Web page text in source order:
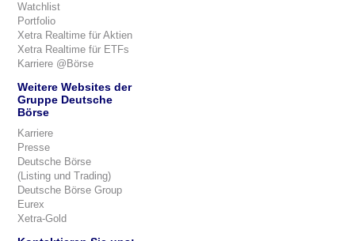
Watchlist
Portfolio
Xetra Realtime für Aktien
Xetra Realtime für ETFs
Karriere @Börse
Weitere Websites der
Gruppe Deutsche
Börse
Karriere
Presse
Deutsche Börse
(Listing und Trading)
Deutsche Börse Group
Eurex
Xetra-Gold